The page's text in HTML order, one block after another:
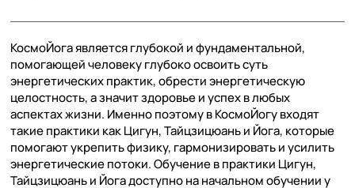
КосмоЙога является глубокой и фундаментальной,
помогающей человеку глубоко освоить суть
энергетических практик, обрести энергетическую
целостность, а значит здоровье и успех в любых
аспектах жизни. Именно поэтому в КосмоЙогу входят
такие практики как Цигун, Тайцзицюань и Йога, которые
помогают укрепить физику, гармонизировать и усилить
энергетические потоки. Обучение в практики Цигун,
Тайцзицюань и Йога доступно на начальном обучении у